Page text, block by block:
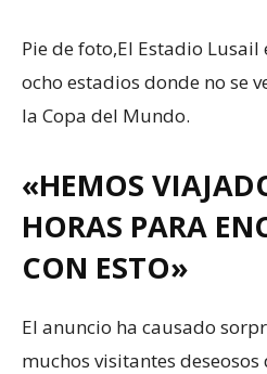
Pie de foto,El Estadio Lusail
ocho estadios donde no se
la Copa del Mundo.
«HEMOS
HORAS PARA
CON ESTO»
El anuncio ha causado
muchos visitantes